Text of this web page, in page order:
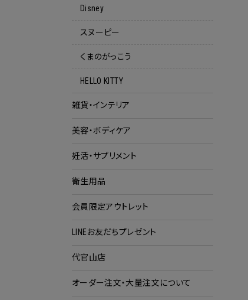
Disney
スヌーピー
くまのがっこう
HELLO KITTY
雑貨・インテリア
美容・ボディケア
妊活・サプリメント
衛生用品
会員限定アウトレット
LINEお友だちプレゼント
代官山店
オーダー注文・大量注文について